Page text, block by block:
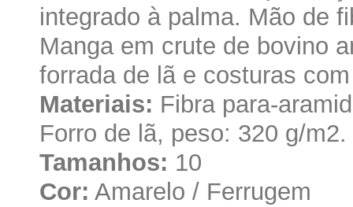
integrado à palma. Mão de
Manga em crute de bovino
forrada de lã e costuras
Materiais: Fibra para-
Forro de lã, peso: 320 g/m2.
Tamanhos: 10
Cor: Amarelo / Ferrugem